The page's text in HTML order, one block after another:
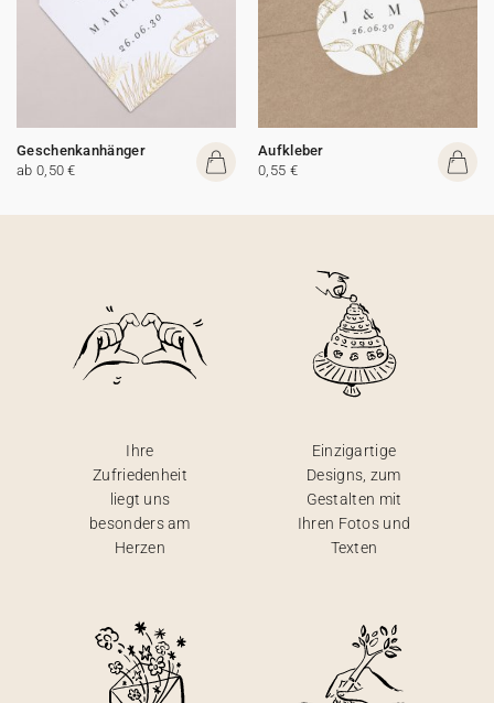
Geschenkanhänger
ab 0,50 €
Aufkleber
0,55 €
Ihre
Zufriedenheit
liegt uns
besonders am
Herzen
Einzigartige
Designs, zum
Gestalten mit
Ihren Fotos und
Texten